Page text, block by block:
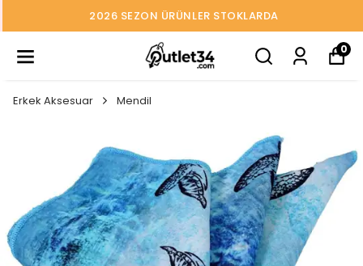
2026 SEZON ÜRÜNLER STOKLARDA
0
Erkek Aksesuar Mendil